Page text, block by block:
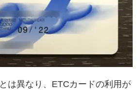
とは異なり、ETCカードの利用が